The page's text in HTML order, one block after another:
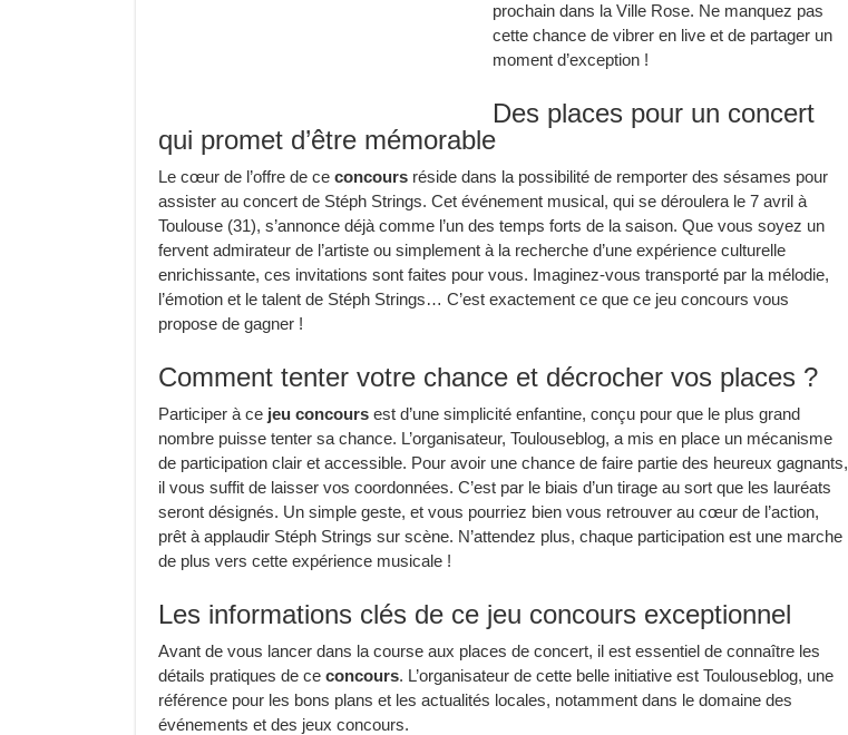
prochain dans la Ville Rose. Ne manquez pas
cette chance de vibrer en live et de partager un
moment d’exception !
Des places pour un concert
qui promet d’être mémorable
Le cœur de l’offre de ce concours réside dans la possibilité de remporter des sésames pour
assister au concert de Stéph Strings. Cet événement musical, qui se déroulera le 7 avril à
Toulouse (31), s’annonce déjà comme l’un des temps forts de la saison. Que vous soyez un
fervent admirateur de l’artiste ou simplement à la recherche d’une expérience culturelle
enrichissante, ces invitations sont faites pour vous. Imaginez-vous transporté par la mélodie,
l’émotion et le talent de Stéph Strings… C’est exactement ce que ce jeu concours vous
propose de gagner !
Comment tenter votre chance et décrocher vos places ?
Participer à ce jeu concours est d’une simplicité enfantine, conçu pour que le plus grand
nombre puisse tenter sa chance. L’organisateur, Toulouseblog, a mis en place un mécanisme
de participation clair et accessible. Pour avoir une chance de faire partie des heureux gagnants,
il vous suffit de laisser vos coordonnées. C’est par le biais d’un tirage au sort que les lauréats
seront désignés. Un simple geste, et vous pourriez bien vous retrouver au cœur de l’action,
prêt à applaudir Stéph Strings sur scène. N’attendez plus, chaque participation est une marche
de plus vers cette expérience musicale !
Les informations clés de ce jeu concours exceptionnel
Avant de vous lancer dans la course aux places de concert, il est essentiel de connaître les
détails pratiques de ce concours. L’organisateur de cette belle initiative est Toulouseblog, une
référence pour les bons plans et les actualités locales, notamment dans le domaine des
événements et des jeux concours.